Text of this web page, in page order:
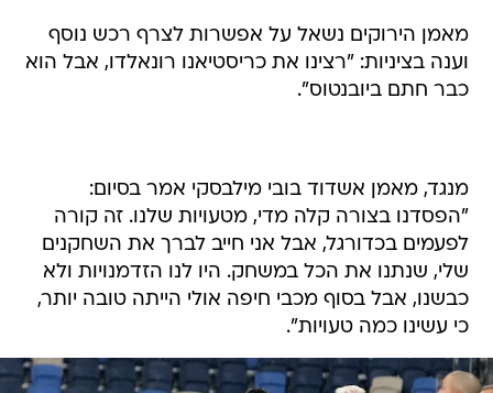
מאמן הירוקים נשאל על אפשרות לצרף רכש נוסף
וענה בציניות: "רצינו את כריסטיאנו רונאלדו, אבל הוא
כבר חתם ביובנטוס".
מנגד, מאמן אשדוד בובי מילבסקי אמר בסיום:
"הפסדנו בצורה קלה מדי, מטעויות שלנו. זה קורה
לפעמים בכדורגל, אבל אני חייב לברך את השחקנים
שלי, שנתנו את הכל במשחק. היו לנו הזדמנויות ולא
כבשנו, אבל בסוף מכבי חיפה אולי הייתה טובה יותר,
כי עשינו כמה טעויות".